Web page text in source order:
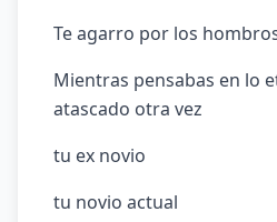
Te agarro por los
Mientras pensabas en lo
atascado otra vez
tu ex novio
tu novio actual